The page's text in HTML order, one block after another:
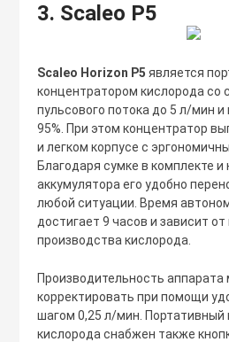
3. Scaleo P5
Scaleo Horizon P5 является
концентратором кислорода со
пульсового потока до 5 л/мин
95%. При этом концентратор
и легком корпусе с
Благодаря сумке в комплекте и
аккумулятора его удобно
любой ситуации. Время
достигает 9 часов и зависит
производства кислорода.
Производительность
корректировать при помощи
шагом 0,25 л/мин. Портативный
кислорода снабжен также